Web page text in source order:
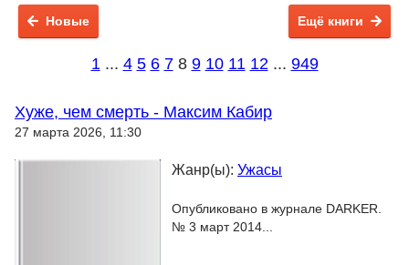
Новые Ещё книги
1 ... 4 5 6 7 8 9 10 11 12 ... 949
Хуже, чем смерть - Максим Кабир
27 марта 2026, 11:30
Жанр(ы): Ужасы
Опубликовано в журнале DARKER.
№ 3 март 2014...